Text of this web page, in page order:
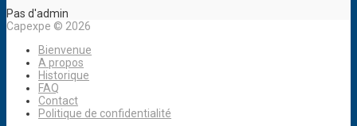
Pas d'admin
Capexpe © 2026
Bienvenue
A propos
Historique
FAQ
Contact
Politique de confidentialité